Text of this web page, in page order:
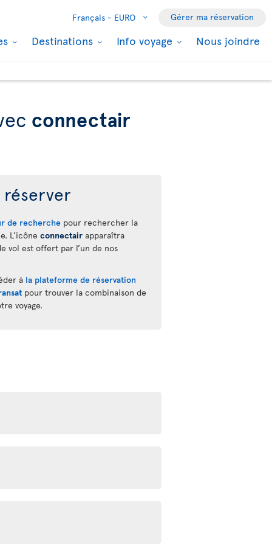
Français - EURO Gérer ma réservation
Destinations Info voyage Nous joindre
connectair
de recherchepour rechercher la
L’icône connectairapparaîtra
vol est offert par l’un de nos
à la plateforme de réservation
pour trouver la combinaison de
voyage.